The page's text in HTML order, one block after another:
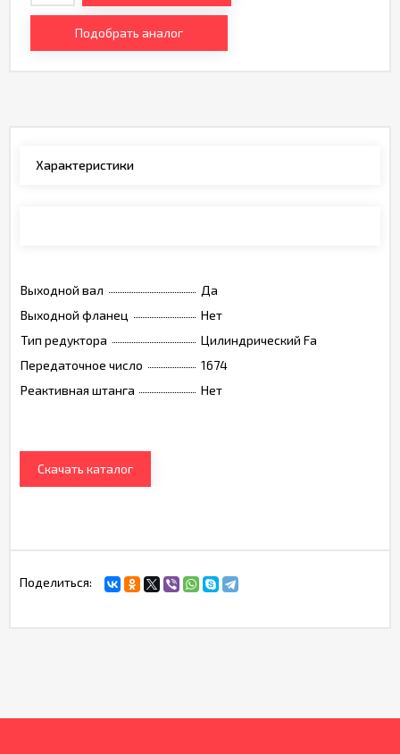
Подобрать аналог
Характеристики
Выходной вал
Да
Выходной фланец
Нет
Тип редуктора
Цилиндрический Fa
Передаточное число
1674
Реактивная штанга
Нет
Скачать каталог
Поделиться: